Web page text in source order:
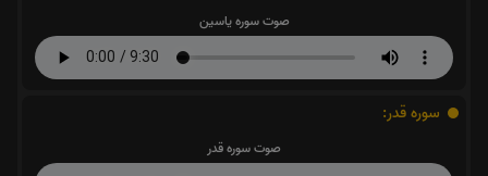
صوت سوره یاسین
سوره قدر:
صوت سوره قدر